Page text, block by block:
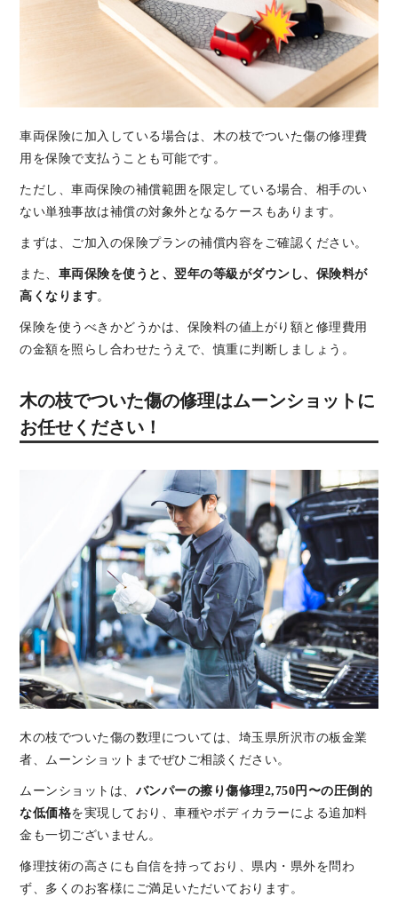
車両保険に加入している場合は、木の枝でついた傷の修理費
用を保険で支払うことも可能です。
ただし、車両保険の補償範囲を限定している場合、相手のい
ない単独事故は補償の対象外となるケースもあります。
まずは、ご加入の保険プランの補償内容をご確認ください。
また、 車両保険を使うと、翌年の等級がダウンし、保険料が
高くなります。
保険を使うべきかどうかは、保険料の値上がり額と修理費用
の金額を照らし合わせたうえで、慎重に判断しましょう。
木の枝でついた傷の修理はムーンショットに
お任せください！
木の枝でついた傷の数理については、埼玉県所沢市の板金業
者、ムーンショットまでぜひご相談ください。
ムーンショットは、 バンパーの擦り傷修理2,750円〜の圧倒的
な低価格を実現しており、車種やボディカラーによる追加料
金も一切ございません。
修理技術の高さにも自信を持っており、県内・県外を問わ
ず、多くのお客様にご満足いただいております。